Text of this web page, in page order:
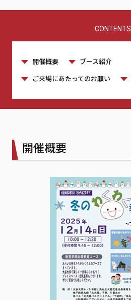
CONTENTS
開催概要
ブース紹介
ご来場にあたってのお願い
開催概要